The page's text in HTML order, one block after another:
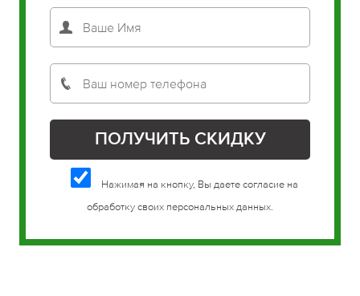
Нажимая на кнопку, Вы даете согласие на
обработку своих персональных данных.